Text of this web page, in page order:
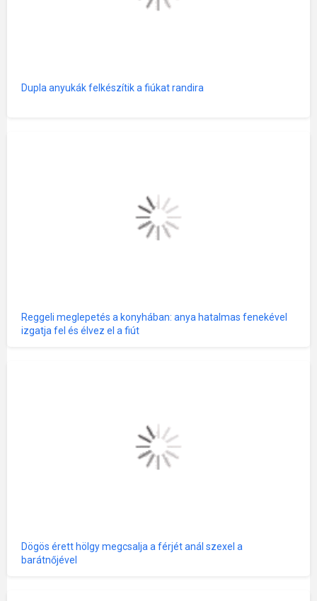
Dupla anyukák felkészítik a fiúkat randira
Reggeli meglepetés a konyhában: anya hatalmas fenekével
izgatja fel és élvez el a fiút
Dögös érett hölgy megcsalja a férjét anál szexel a
barátnőjével